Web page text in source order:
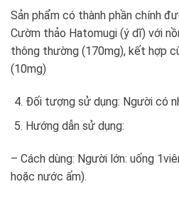
Sản phẩm có thành phần chính
Cườm thảo Hatomugi (ý dĩ) với
thông thường (170mg), kết hợp
(10mg)
Đối tượng sử dụng: Người có
Hướng dẫn sử dụng:
– Cách dùng: Người lớn: uống
hoặc nước ấm).